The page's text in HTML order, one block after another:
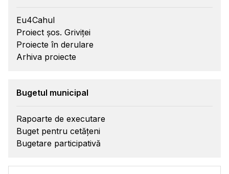
Eu4Cahul
Proiect șos. Griviței
Proiecte în derulare
Arhiva proiecte
Bugetul municipal
Rapoarte de executare
Buget pentru cetățeni
Bugetare participativă